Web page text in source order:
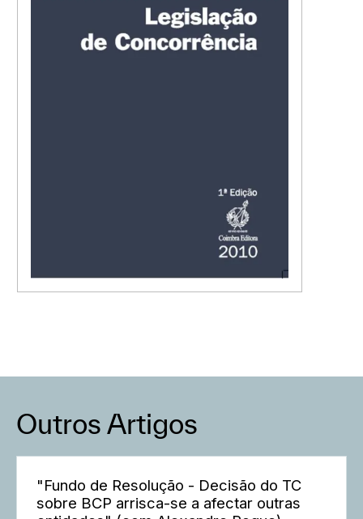
Outros Artigos
"Fundo de Resolução - Decisão do TC
sobre BCP arrisca-se a afectar outras